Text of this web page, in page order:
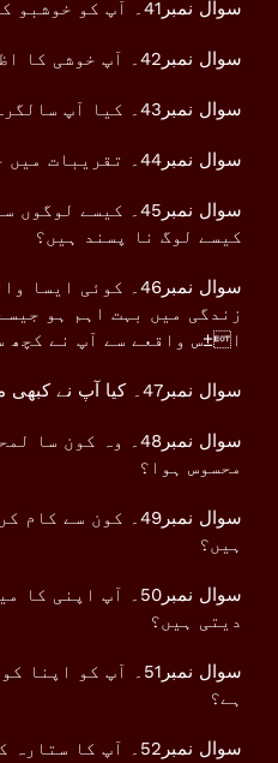
سوال نمبر41۔ آپ کو خوشبو کونسی پسند ہے؟
سوال نمبر42۔ آپ خوشی کا اظہار کیسے کر تی ہیں؟
سوال نمبر43۔ کیا آپ سالگرہ مناتی ہیں؟
سوال نمبر44۔ تقریبات میں جانا کس حد تک پسند ہے؟
سوال نمبر45۔ کیسے
کیسے لوگ نا پسند ہیں؟
سوال نمبر46۔ کوئی
زندگی میں بہت اہم ہو
ا±س واقعے سے آپ نے کچھ
سوال نمبر47۔ کیا آپ نے کبھی محبت بھی کی؟
سوال نمبر48۔ وہ
محسوس ہوا؟
سوال نمبر49۔ کون
ہیں؟
سوال نمبر50۔ آپ
دیتی ہیں؟
سوال نمبر51۔ آپ کو
ہے؟
سوال نمبر52۔ آپ کا